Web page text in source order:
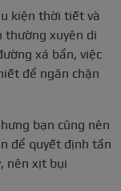
kiện thời tiết và
thường xuyên di
xá bẩn, việc
để ngăn chặn
bạn cũng nên
để quyết định tần
nên xịt bụi